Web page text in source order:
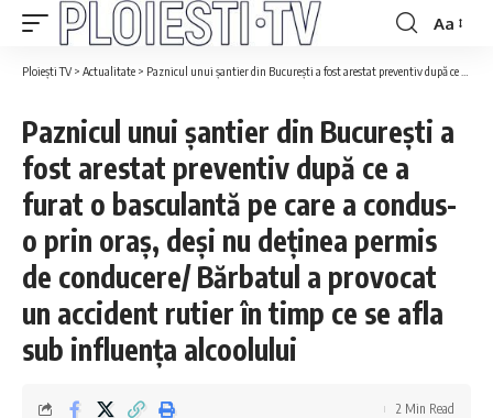
Aa
Ploiești TV> Actualitate > Paznicul unui șantier din București a fost arestat preventiv după ce a furat o basculantă pe care a condus-o prin oraș, deși nu deținea permis de conducere/ Bărbatul a provocat un accident rutier în timp ce se afla sub influența alcoolului
Paznicul unui șantier din București a
fost arestat preventiv după ce a
furat o basculantă pe care a condus-
o prin oraș, deși nu deținea permis
de conducere/ Bărbatul a provocat
un accident rutier în timp ce se afla
sub influența alcoolului
2 Min Read